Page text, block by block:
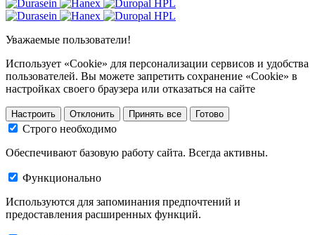
Уважаемые пользователи!
Использует «Cookie» для персонализации сервисов и удобства
пользователей. Вы можете запретить сохранение «Cookie» в
настройках своего браузера или отказаться на сайте
Настроить Отклонить Принять все Готово
Строго необходимо
Обеспечивают базовую работу сайта. Всегда активны.
Функционально
Используются для запоминания предпочтений и
предоставления расширенных функций.